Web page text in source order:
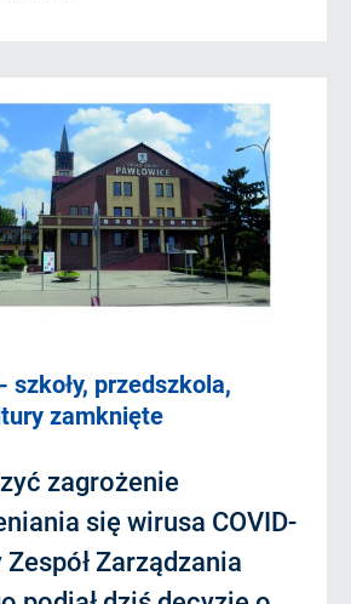
szkoły, przedszkola,
zamknięte
zagrożenie
się wirusa COVID-
Zarządzania